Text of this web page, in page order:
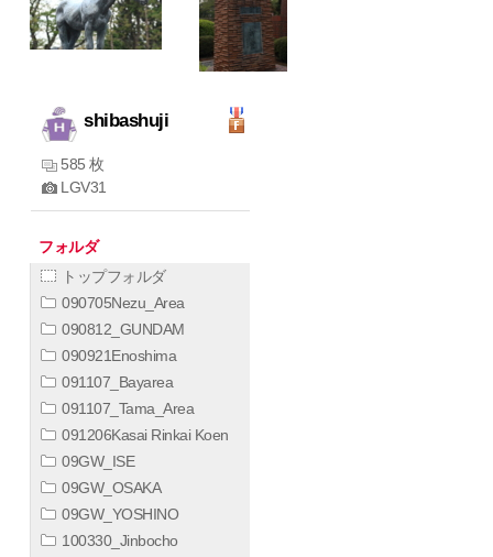
shibashuji
585 枚
LGV31
フォルダ
トップフォルダ
090705Nezu_Area
090812_GUNDAM
090921Enoshima
091107_Bayarea
091107_Tama_Area
091206Kasai Rinkai Koen
09GW_ISE
09GW_OSAKA
09GW_YOSHINO
100330_Jinbocho